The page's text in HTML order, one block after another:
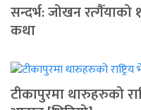
सन्दर्भ: जोखन
कथा
टीकापुरमा थारुहरुको